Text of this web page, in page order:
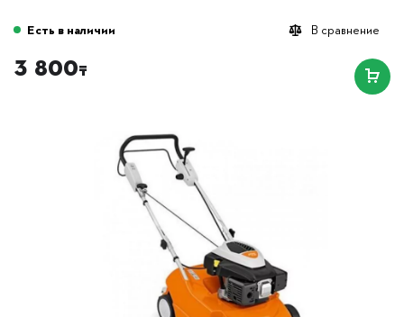
В сравнение
Есть в наличии
3 800₸